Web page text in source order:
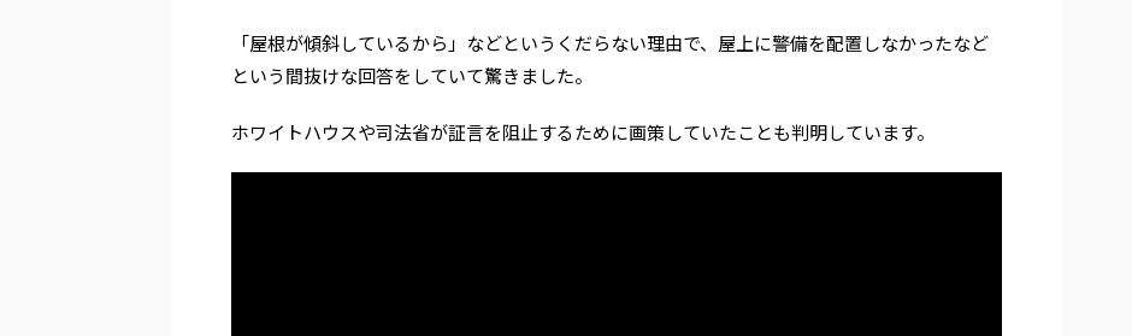
「屋根が傾斜しているから」などというくだらない理由で、屋上に警備を配置しなかったなど
という間抜けな回答をしていて驚きました。
ホワイトハウスや司法省が証言を阻止するために画策していたことも判明しています。